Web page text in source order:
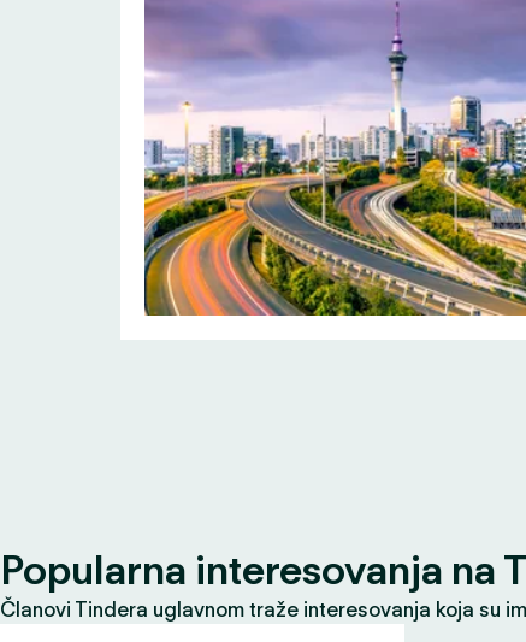
Popularna interesovanja na
Članovi Tindera uglavnom traže interesovanja koja su